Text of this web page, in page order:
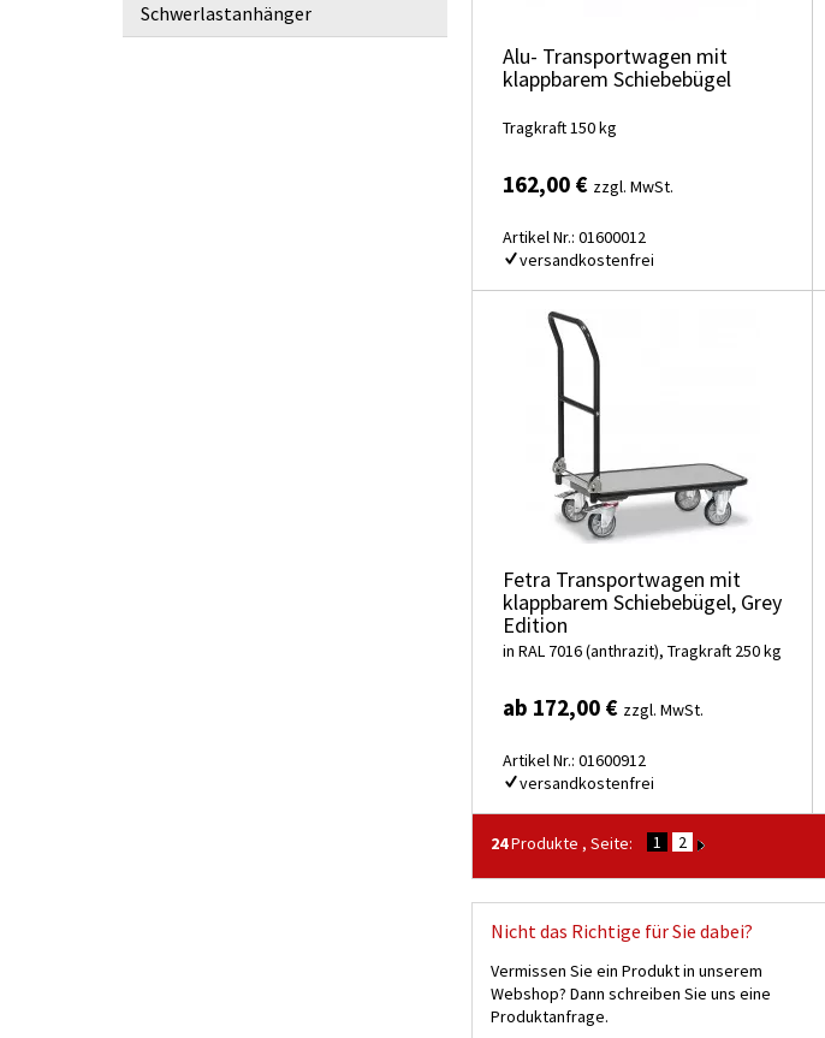
Schwerlastanhänger
Alu- Transportwagen mit
klappbarem Schiebebügel
Tragkraft 150 kg
162,00 € zzgl. MwSt.
Artikel Nr.: 01600012
versandkostenfrei
Fetra Transportwagen mit
klappbarem Schiebebügel, Grey
Edition
in RAL 7016 (anthrazit), Tragkraft 250 kg
ab 172,00 € zzgl. MwSt.
Artikel Nr.: 01600912
versandkostenfrei
24Produkte , Seite: 1 2
Nicht das Richtige für Sie dabei?
Vermissen Sie ein Produkt in unserem
Webshop? Dann schreiben Sie uns eine
Produktanfrage.